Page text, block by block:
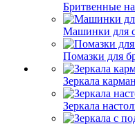
Бритвенные
Машинки для
Помазки для
Зеркала
Зеркала